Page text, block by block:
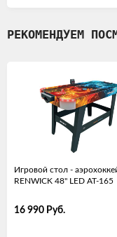
РЕКОМЕНДУЕМ
Игровой стол -
RENWICK 48" LED AT-165
16 990 Руб.